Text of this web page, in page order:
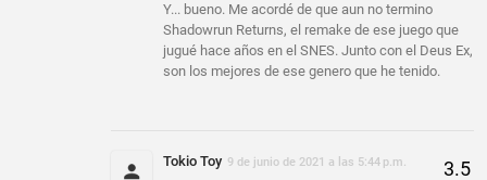
Y... bueno. Me acordé de que aun no termino
Shadowrun Returns, el remake de ese juego que
jugué hace años en el SNES. Junto con el Deus Ex,
son los mejores de ese genero que he tenido.
Tokio Toy 9 de junio de 2021 a las 5:44 p.m.